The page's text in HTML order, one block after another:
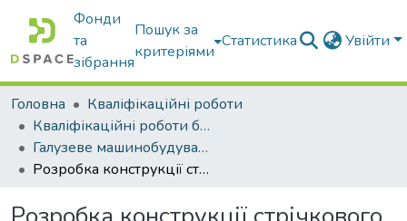
Фонди
та
зібрання
Пошук за
критеріями
Статистика Увійти
Головна
Кваліфікаційні роботи
Кваліфікаційні роботи бакалаврів
Галузеве машинобудування
Розробка конструкції стрічкового конвеєра для завантаження тарних вантажів в транспорт